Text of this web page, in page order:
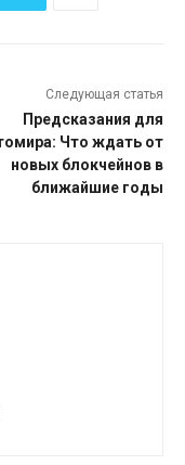
Следующая статья
Предсказания для
Что ждать от
новых блокчейнов в
ближайшие годы